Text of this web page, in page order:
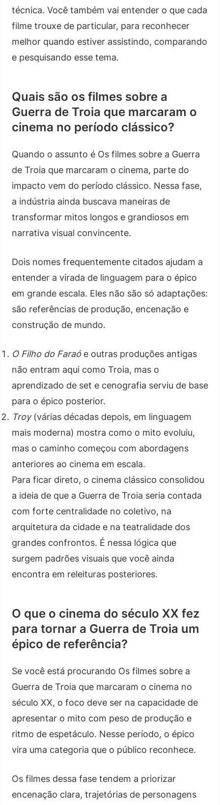
técnica. Você também vai entender o que cada
filme trouxe de particular, para reconhecer
melhor quando estiver assistindo, comparando
e pesquisando esse tema.
Quais são os filmes sobre a
Guerra de Troia que marcaram o
cinema no período clássico?
Quando o assunto é Os filmes sobre a Guerra
de Troia que marcaram o cinema, parte do
impacto vem do período clássico. Nessa fase,
a indústria ainda buscava maneiras de
transformar mitos longos e grandiosos em
narrativa visual convincente.
Dois nomes frequentemente citados ajudam a
entender a virada de linguagem para o épico
em grande escala. Eles não são só adaptações:
são referências de produção, encenação e
construção de mundo.
O Filho do Faraóe outras produções antigas
não entram aqui como Troia, mas o
aprendizado de set e cenografia serviu de base
para o épico posterior.
Troy(várias décadas depois, em linguagem
mais moderna) mostra como o mito evoluiu,
mas o caminho começou com abordagens
anteriores ao cinema em escala.
Para ficar direto, o cinema clássico consolidou
a ideia de que a Guerra de Troia seria contada
com forte centralidade no coletivo, na
arquitetura da cidade e na teatralidade dos
grandes confrontos. É nessa lógica que
surgem padrões visuais que você ainda
encontra em releituras posteriores.
O que o cinema do século XX fez
para tornar a Guerra de Troia um
épico de referência?
Se você está procurando Os filmes sobre a
Guerra de Troia que marcaram o cinema no
século XX, o foco deve ser na capacidade de
apresentar o mito com peso de produção e
ritmo de espetáculo. Nesse período, o épico
vira uma categoria que o público reconhece.
Os filmes dessa fase tendem a priorizar
encenação clara, trajetórias de personagens